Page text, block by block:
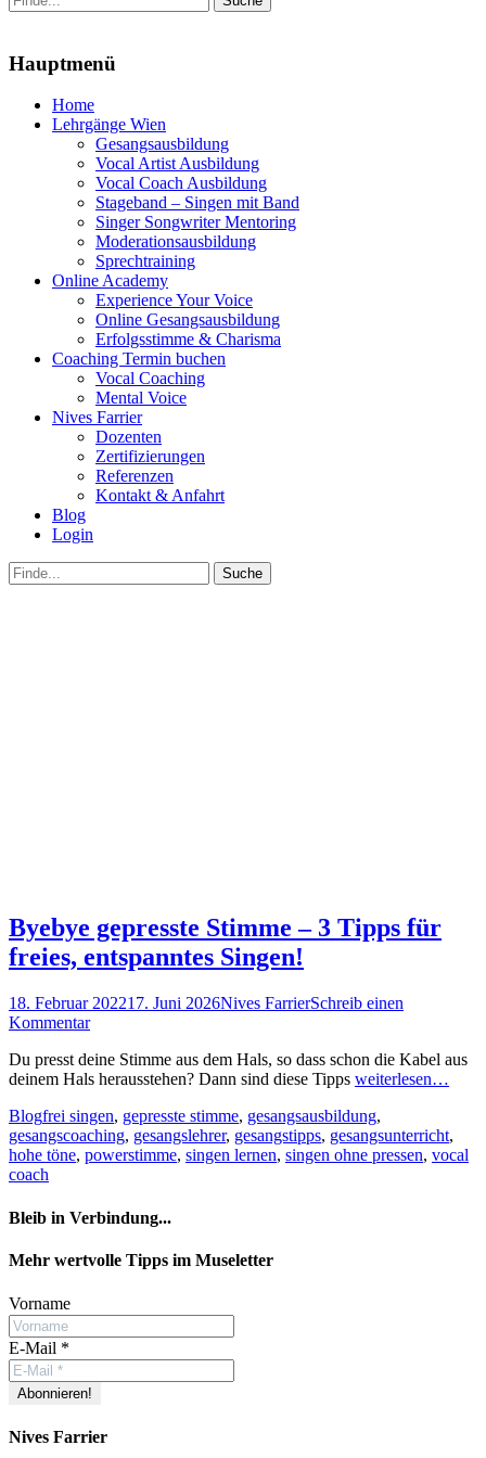
nach:
Hauptmenü
Zum
Inhalt
Home
Lehrgänge Wien
Gesangsausbildung
Vocal Artist Ausbildung
Vocal Coach Ausbildung
Stageband – Singen mit Band
Singer Songwriter Mentoring
Moderationsausbildung
Sprechtraining
Online Academy
Experience Your Voice
Online Gesangsausbildung
Erfolgsstimme & Charisma
Coaching Termin buchen
Vocal Coaching
Mental Voice
Nives Farrier
Dozenten
Zertifizierungen
Referenzen
Kontakt & Anfahrt
Blog
Login
bei
der
Suche
nach:
Byebye gepresste Stimme – 3 Tipps für
freies, entspanntes Singen!
Posted
on
18. Februar 202217. Juni 2026Autor
Nives FarrierSchreib einen
Kommentar
Du presst deine Stimme aus dem Hals, so dass schon die Kabel aus
deinem Hals herausstehen? Dann sind diese Tipps weiterlesen…
Kategorien
BlogSchlagworte
frei singen, gepresste stimme, gesangsausbildung,
gesangscoaching, gesangslehrer, gesangstipps, gesangsunterricht,
hohe töne, powerstimme, singen lernen, singen ohne pressen, vocal
coach
Bleib in Verbindung...
Facebook
YouTube
Instagram
Mehr wertvolle Tipps im Museletter
Vorname
E-Mail *
Nives Farrier